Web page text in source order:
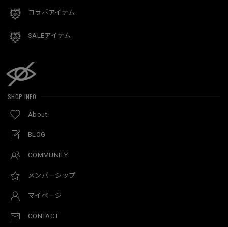
コラボアイテム
SALEアイテム
SHOP INFO
About
BLOG
COMMUNITY
メンバーシップ
マイページ
CONTACT